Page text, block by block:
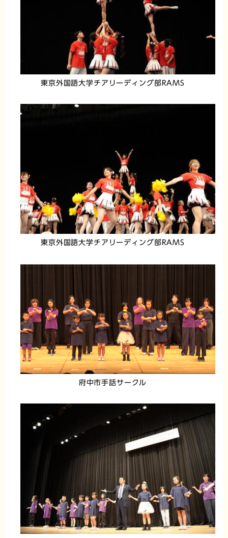
東京外国語大学チアリーディング部RAMS
東京外国語大学チアリーディング部RAMS
府中市手話サークル